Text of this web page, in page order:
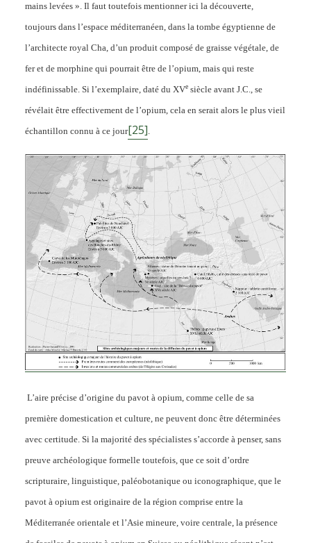
mains levées ». Il faut toutefois mentionner ici la découverte,
toujours dans l’espace méditerranéen, dans la tombe égyptienne de
l’architecte royal Cha, d’un produit composé de graisse végétale, de
fer et de morphine qui pourrait être de l’opium, mais qui reste
indéfinissable. Si l’exemplaire, daté du XVesiècle avant J.C., se
révélait être effectivement de l’opium, cela en serait alors le plus vieil
échantillon connu à ce jour[25].
L’aire précise d’origine du pavot à opium, comme celle de sa
première domestication et culture, ne peuvent donc être déterminées
avec certitude. Si la majorité des spécialistes s’accorde à penser, sans
preuve archéologique formelle toutefois, que ce soit d’ordre
scripturaire, linguistique, paléobotanique ou iconographique, que le
pavot à opium est originaire de la région comprise entre la
Méditerranée orientale et l’Asie mineure, voire centrale, la présence